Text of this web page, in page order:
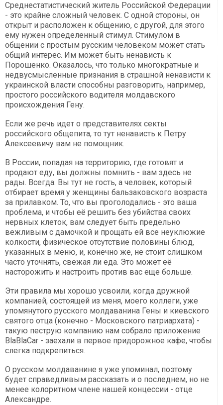
Среднестатистический житель Российской Федерации
- это крайне сложный человек. С одной стороны, он
открыт и расположен к общению, с другой, для этого
ему нужен определенный стимул. Стимулом в
общении с простым русским человеком может стать
общий интерес. Им может быть ненависть к
Порошенко. Оказалось, что только многократные и
недвусмысленные признания в страшной ненависти к
украинской власти способны разговорить, например,
простого российского водителя молдавского
происхождения Гену.
Если же речь идет о представителях секты
российского общепита, то тут ненависть к Петру
Алексеевичу вам не помощник.
В России, попадая на территорию, где готовят и
продают еду, вы должны помнить - вам здесь не
рады. Всегда. Вы тут не гость, а человек, который
отбирает время у женщины бальзаковского возраста
за прилавком. То, что вы проголодались - это ваша
проблема, и чтобы её решить без убийства своих
нервных клеток, вам следует быть предельно
вежливым с дамочкой и прощать ей все неуклюжие
колкости, физическое отсутствие половины блюд,
указанных в меню, и, конечно же, не стоит слишком
часто уточнять, свежая ли еда. Это может её
насторожить и настроить против вас еще больше.
Эти правила мы хорошо усвоили, когда дружной
компанией, состоящей из меня, моего коллеги, уже
упомянутого русского молдаванина Гены и киевского
святого отца (конечно - Московского патриархата) -
такую пеструю компанию нам собрало приложение
BlaBlaCar - заехали в первое придорожное кафе, чтобы
слегка подкрепиться.
О русском молдаванине я уже упоминал, поэтому
будет справедливым рассказать и о последнем, но не
менее колоритном члене нашей концессии - отце
Александре.